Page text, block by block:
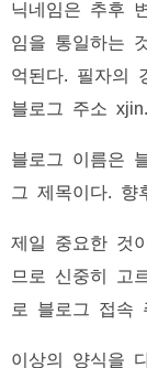
닉네임은 추후
임을 통일하는
억된다. 필자의
블로그 주소
블로그 이름은
그 제목이다. 향
제일 중요한 것
므로 신중히 고
로 블로그 접속
이상의 양식을